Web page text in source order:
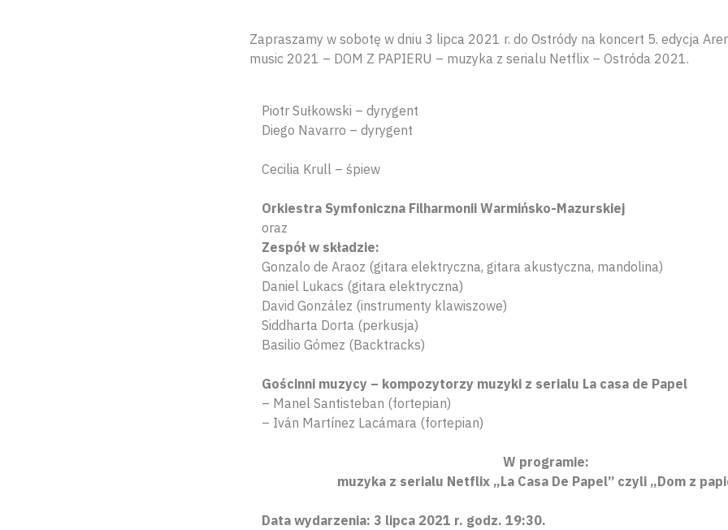
Zapraszamy w sobotę w dniu 3 lipca 2021 r. do Ostródy na koncert 5. edycja
music 2021 – DOM Z PAPIERU – muzyka z serialu Netflix – Ostróda 2021.
Piotr Sułkowski – dyrygent
Diego Navarro – dyrygent
Cecilia Krull – śpiew
Orkiestra Symfoniczna Filharmonii Warmińsko-Mazurskiej
oraz
Zespół w składzie:
Gonzalo de Araoz (gitara elektryczna, gitara akustyczna, mandolina)
Daniel Lukacs (gitara elektryczna)
David González (instrumenty klawiszowe)
Siddharta Dorta (perkusja)
Basilio Gómez (Backtracks)
Gościnni muzycy – kompozytorzy muzyki z serialu La casa de Papel
– Manel Santisteban (fortepian)
– Iván Martínez Lacámara (fortepian)
W programie:
muzyka z serialu Netflix „La Casa De Papel” czyli „Dom z
Data wydarzenia: 3 lipca 2021 r. godz. 19:30.